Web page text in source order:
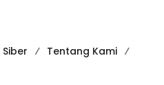
Tentang Kami